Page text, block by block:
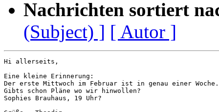
Nachrichten sortiert
(Subject) ] [ Autor ]
Hi allerseits,
Eine kleine Erinnerung:
Der erste Mittwoch im Februar ist in genau einer Woche.
Gibts schon Pläne wo wir hinwollen?
Sophies Brauhaus, 19 Uhr?